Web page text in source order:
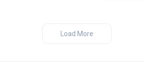
Load More